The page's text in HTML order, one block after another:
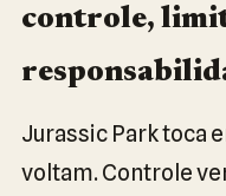
controle,
Jurassic Park toca
voltam. Controle